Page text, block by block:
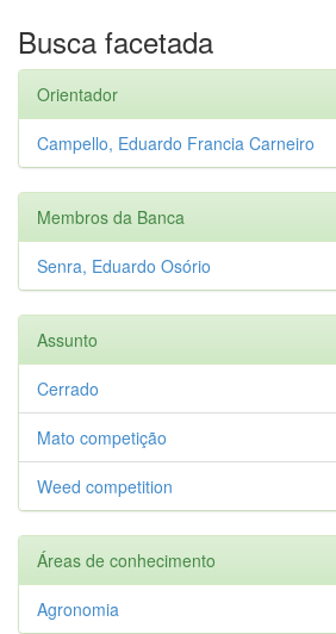
Busca facetada
Orientador
Campello, Eduardo Francia Carneiro
Membros da Banca
Senra, Eduardo Osório
Assunto
Cerrado
Mato competição
Weed competition
Áreas de conhecimento
Agronomia